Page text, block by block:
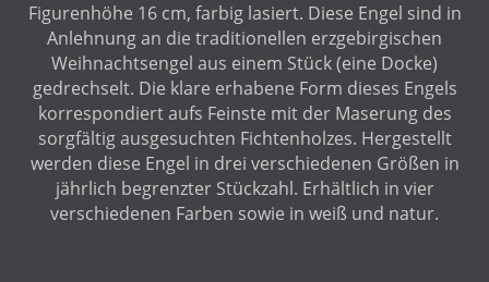
Figurenhöhe 16 cm, farbig lasiert. Diese Engel sind in
Anlehnung an die traditionellen erzgebirgischen
Weihnachtsengel aus einem Stück (eine Docke)
gedrechselt. Die klare erhabene Form dieses Engels
korrespondiert aufs Feinste mit der Maserung des
sorgfältig ausgesuchten Fichtenholzes. Hergestellt
werden diese Engel in drei verschiedenen Größen in
jährlich begrenzter Stückzahl. Erhältlich in vier
verschiedenen Farben sowie in weiß und natur.